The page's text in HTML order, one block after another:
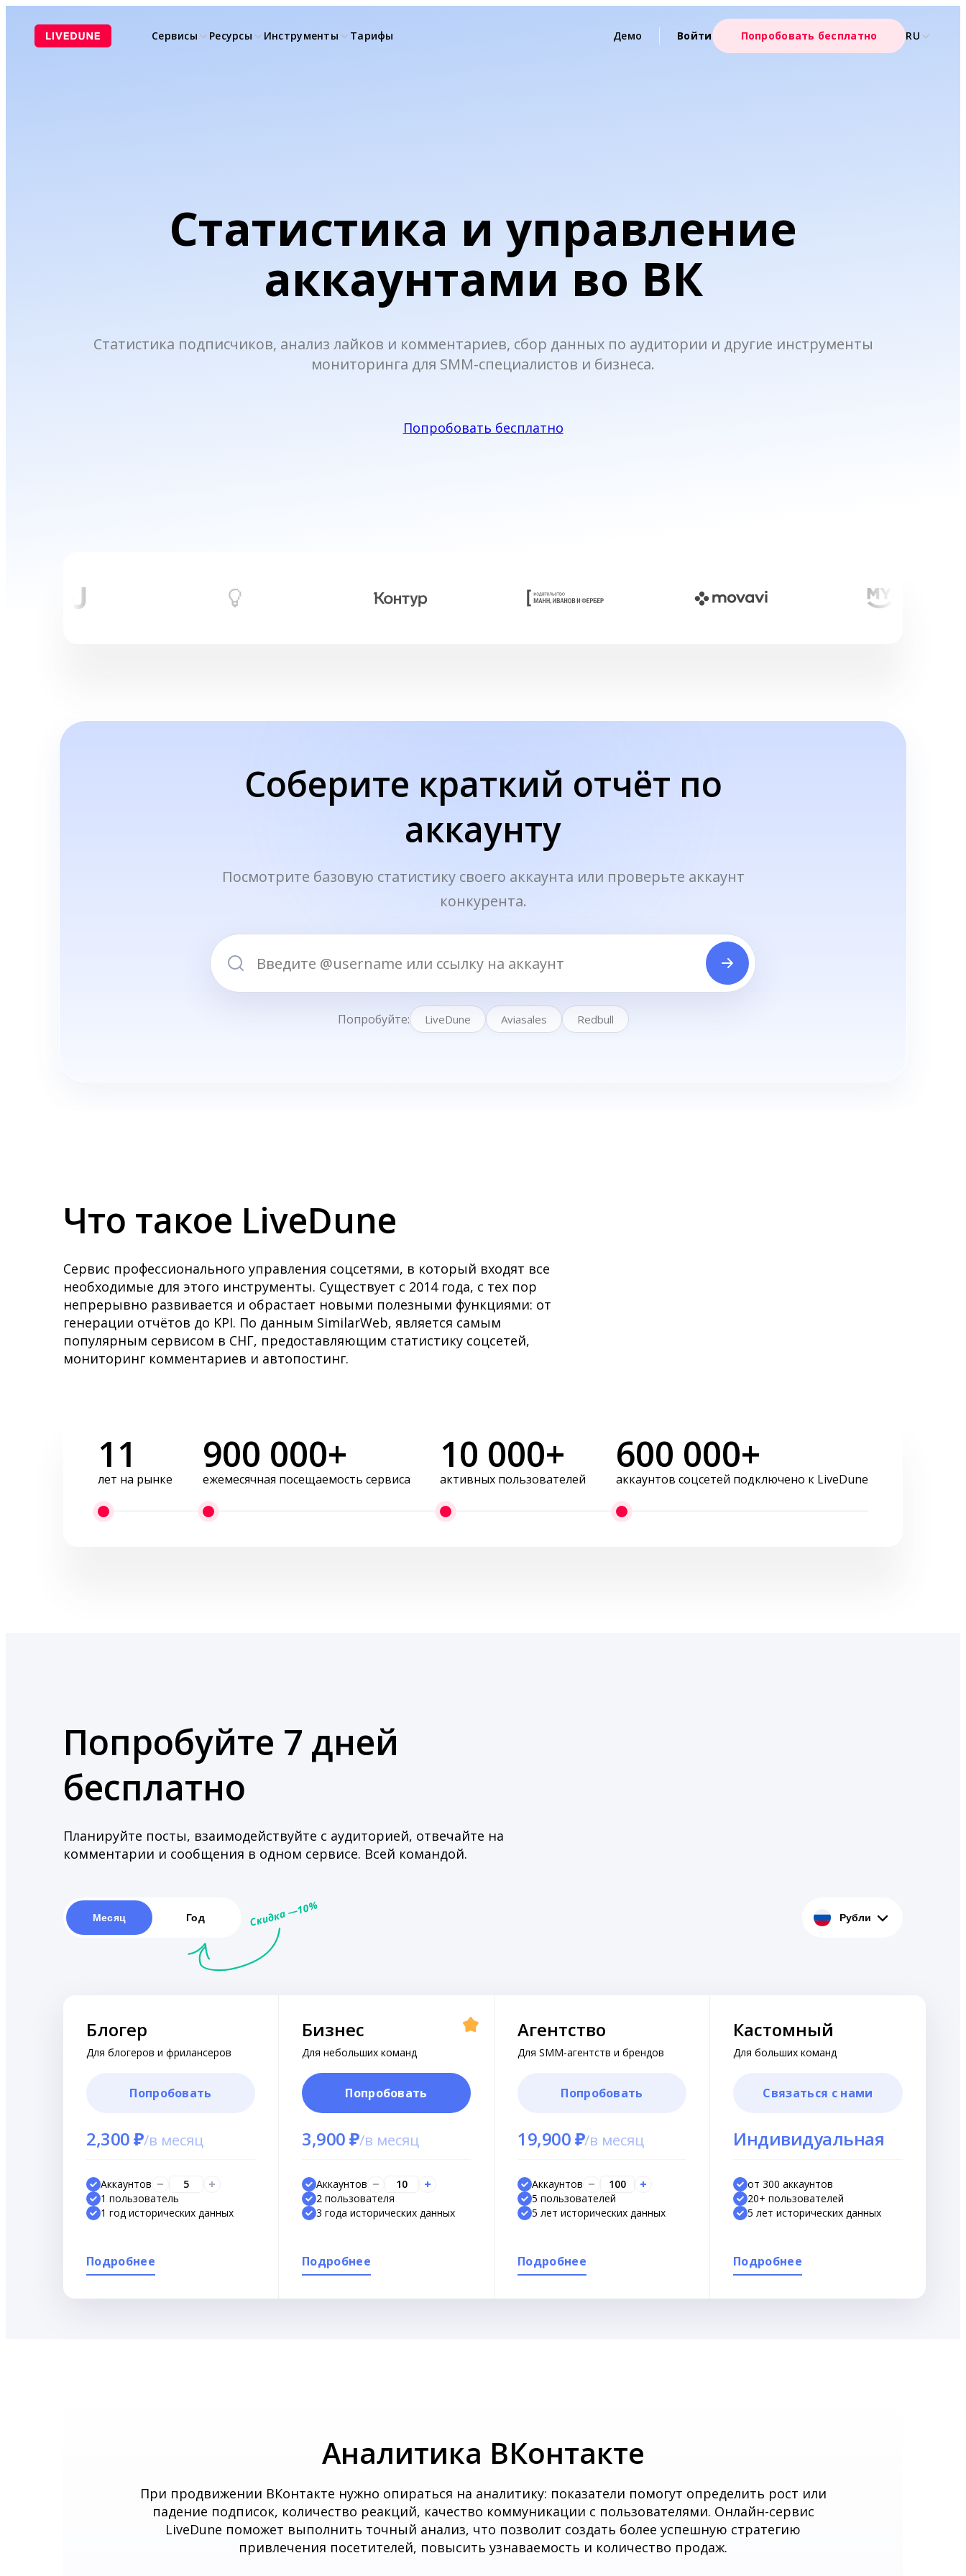
содержимому
Сервисы Ресурсы Инструменты Тарифы Демо Войти Попробовать бесплатно RU
Статистика и управление
аккаунтами во ВК
Статистика подписчиков, анализ лайков и комментариев, сбор данных по аудитории и другие инструменты
мониторинга для SMM-специалистов и бизнеса.
Попробовать бесплатно
Что такое LiveDune
Сервис профессионального управления соцсетями, в который входят все
необходимые для этого инструменты. Существует с 2014 года, с тех пор
непрерывно развивается и обрастает новыми полезными функциями: от
генерации отчётов до KPI. По данным SimilarWeb, является самым
популярным сервисом в СНГ, предоставляющим статистику соцсетей,
мониторинг комментариев и автопостинг.
11
лет на рынке
900 000+
ежемесячная посещаемость сервиса
10 000+
активных пользователей
600 000+
аккаунтов соцсетей подключено к LiveDune
Попробуйте 7 дней
бесплатно
Планируйте посты, взаимодействуйте с аудиторией, отвечайте на
комментарии и сообщения в одном сервисе. Всей командой.
Месяц Год Скидка —10%
Рубли
Блогер
Для блогеров и фрилансеров
Попробовать
2,300 ₽/в месяц
Аккаунтов
5
1 пользователь
1 год исторических данных
Подробнее
Бизнес
Для небольших команд
Попробовать
3,900 ₽/в месяц
Аккаунтов
10
2 пользователя
3 года исторических данных
Подробнее
Агентство
Для SMM-агентств и брендов
Попробовать
19,900 ₽/в месяц
Аккаунтов
100
5 пользователей
5 лет исторических данных
Подробнее
Кастомный
Для больших команд
Связаться с нами
Индивидуальная
от 300 аккаунтов
20+ пользователей
5 лет исторических данных
Подробнее
Аналитика ВКонтакте
При продвижении ВКонтакте нужно опираться на аналитику: показатели помогут определить рост или
падение подписок, количество реакций, качество коммуникации с пользователями. Онлайн-сервис
LiveDune поможет выполнить точный анализ, что позволит создать более успешную стратегию
привлечения посетителей, повысить узнаваемость и количество продаж.